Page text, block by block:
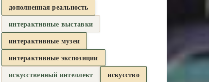
дополненная реальность
интерактивные выставки
интерактивные музеи
интерактивные экспозиции
искусственный интеллект
искусство